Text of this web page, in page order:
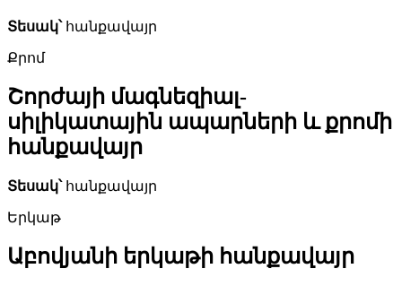
Տեսակ՝հանքավայր
Քրոմ
Շորժայի մագնեզիալ-
սիլիկատային ապարների և քրոմի
հանքավայր
Տեսակ՝հանքավայր
Երկաթ
Աբովյանի երկաթի հանքավայր